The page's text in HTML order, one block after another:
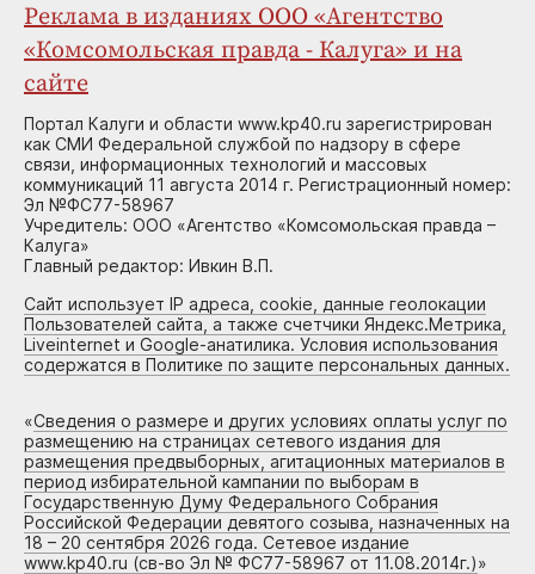
Реклама в изданиях ООО «Агентство
«Комсомольская правда - Калуга» и на
сайте
Портал Калуги и области www.kp40.ru зарегистрирован
как СМИ Федеральной службой по надзору в сфере
связи, информационных технологий и массовых
коммуникаций 11 августа 2014 г. Регистрационный номер:
Эл №ФС77-58967
Учредитель: ООО «Агентство «Комсомольская правда –
Калуга»
Главный редактор: Ивкин В.П.
Сайт использует IP адреса, cookie, данные геолокации
Пользователей сайта, а также счетчики Яндекс.Метрика,
Liveinternet и Google-анатилика. Условия использования
содержатся в Политике по защите персональных данных.
«Сведения о размере и других условиях оплаты услуг по
размещению на страницах сетевого издания для
размещения предвыборных, агитационных материалов в
период избирательной кампании по выборам в
Государственную Думу Федерального Собрания
Российской Федерации девятого созыва, назначенных на
18 – 20 сентября 2026 года. Сетевое издание
www.kp40.ru (св-во Эл № ФС77-58967 от 11.08.2014г.)»